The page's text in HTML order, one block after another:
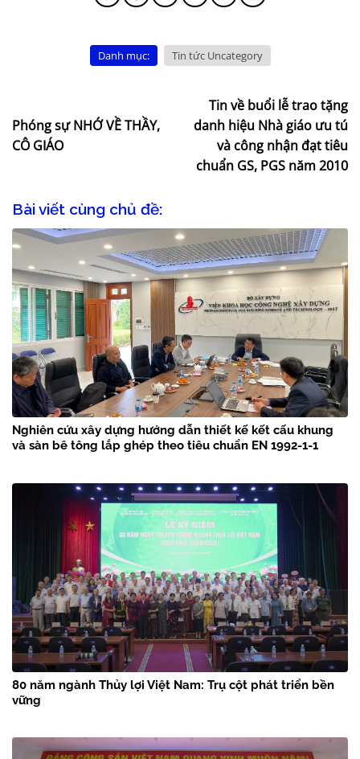
Danh mục: Tin tức Uncategory
Phóng sự NHỚ VỀ THẦY,
CÔ GIÁO
Tin về buổi lễ trao tặng
danh hiệu Nhà giáo ưu tú
và công nhận đạt tiêu
chuẩn GS, PGS năm 2010
Bài viết cùng chủ đề:
Nghiên cứu xây dựng hướng dẫn thiết kế kết cấu khung
và sàn bê tông lắp ghép theo tiêu chuẩn EN 1992-1-1
80 năm ngành Thủy lợi Việt Nam: Trụ cột phát triển bền
vững